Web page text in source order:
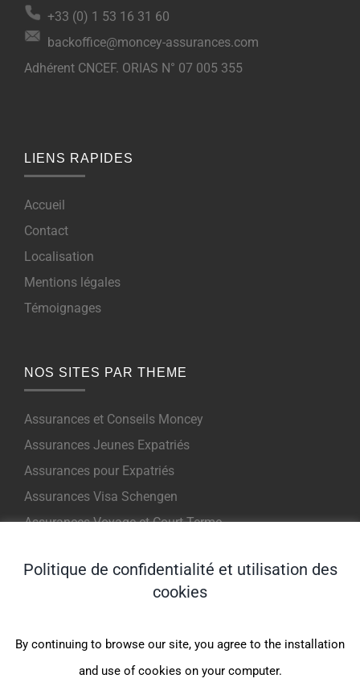
+33 (0) 1 53 16 31 60
backoffice@moncey-assurances.com
Adhérent CNCEF. ORIAS N° 07 005 355
LIENS RAPIDES
Accueil
Contact
Localisation
Mentions légales
Témoignages
NOS SITES PAR THEME
Assurances et Conseils Moncey
Assurances Jeunes Expatriés
Assurances pour Expatriés
Assurances Visa Schengen
Assurances Voyage et Court Terme
NOS PRODUITS POUR EXPATRIES
Politique de confidentialité et utilisation des
cookies
By continuing to browse our site, you agree to the installation
and use of cookies on your computer.